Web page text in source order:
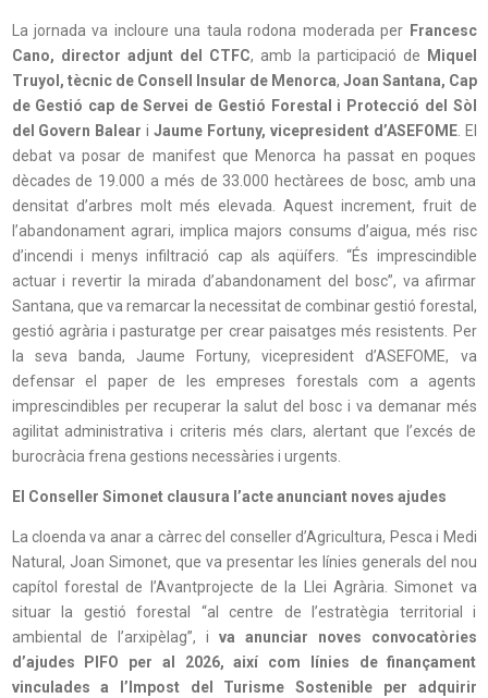
La jornada va incloure una taula rodona moderada per Francesc
Cano, director adjunt del CTFC, amb la participació de
Miquel
Truyol, tècnic de Consell Insular de Menorca, Joan Santana, Cap
de Gestió cap de Servei de Gestió Forestal i Protecció del Sòl
del Govern Balear i Jaume Fortuny, vicepresident d’ASEFOME. El
debat va posar de manifest que Menorca ha passat en poques
dècades de 19.000 a més de 33.000 hectàrees de bosc, amb una
densitat d’arbres molt més elevada. Aquest increment, fruit de
l’abandonament agrari, implica majors consums d’aigua, més risc
d’incendi i menys infiltració cap als aqüífers. “És imprescindible
actuar i revertir la mirada d’abandonament del bosc”, va afirmar
Santana, que va remarcar la necessitat de combinar gestió forestal,
gestió agrària i pasturatge per crear paisatges més resistents. Per
la seva banda, Jaume Fortuny, vicepresident d’ASEFOME, va
defensar el paper de les empreses forestals com a agents
imprescindibles per recuperar la salut del bosc i va demanar més
agilitat administrativa i criteris més clars, alertant que l’excés de
burocràcia frena gestions necessàries i urgents.
El Conseller Simonet clausura l’acte anunciant noves ajudes
La cloenda va anar a càrrec del conseller d’Agricultura, Pesca i Medi
Natural, Joan Simonet, que va presentar les línies generals del nou
capítol forestal de l’Avantprojecte de la Llei Agrària. Simonet va
situar la gestió forestal “al centre de l’estratègia territorial i
ambiental de l’arxipèlag”, i va anunciar noves convocatòries
d’ajudes PIFO per al 2026, així com línies de finançament
vinculades a l’Impost del Turisme Sostenible per adquirir